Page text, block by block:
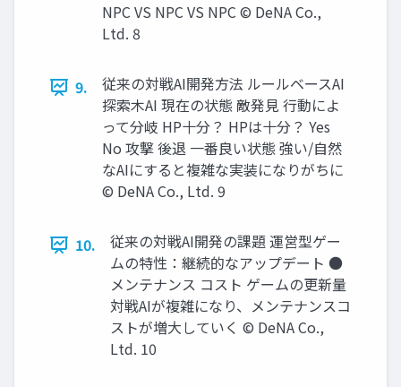
NPC VS NPC VS NPC © DeNA Co.,
Ltd. 8
9.
従来の対戦AI開発方法 ルールベースAI
探索木AI 現在の状態 敵発見 行動によ
って分岐 HP十分？ HPは十分？ Yes
No 攻撃 後退 一番良い状態 強い/自然
なAIにすると複雑な実装になりがちに
© DeNA Co., Ltd. 9
10.
従来の対戦AI開発の課題 運営型ゲー
ムの特性：継続的なアップデート ●
メンテナンス コスト ゲームの更新量
対戦AIが複雑になり、メンテナンスコ
ストが増大していく © DeNA Co.,
Ltd. 10